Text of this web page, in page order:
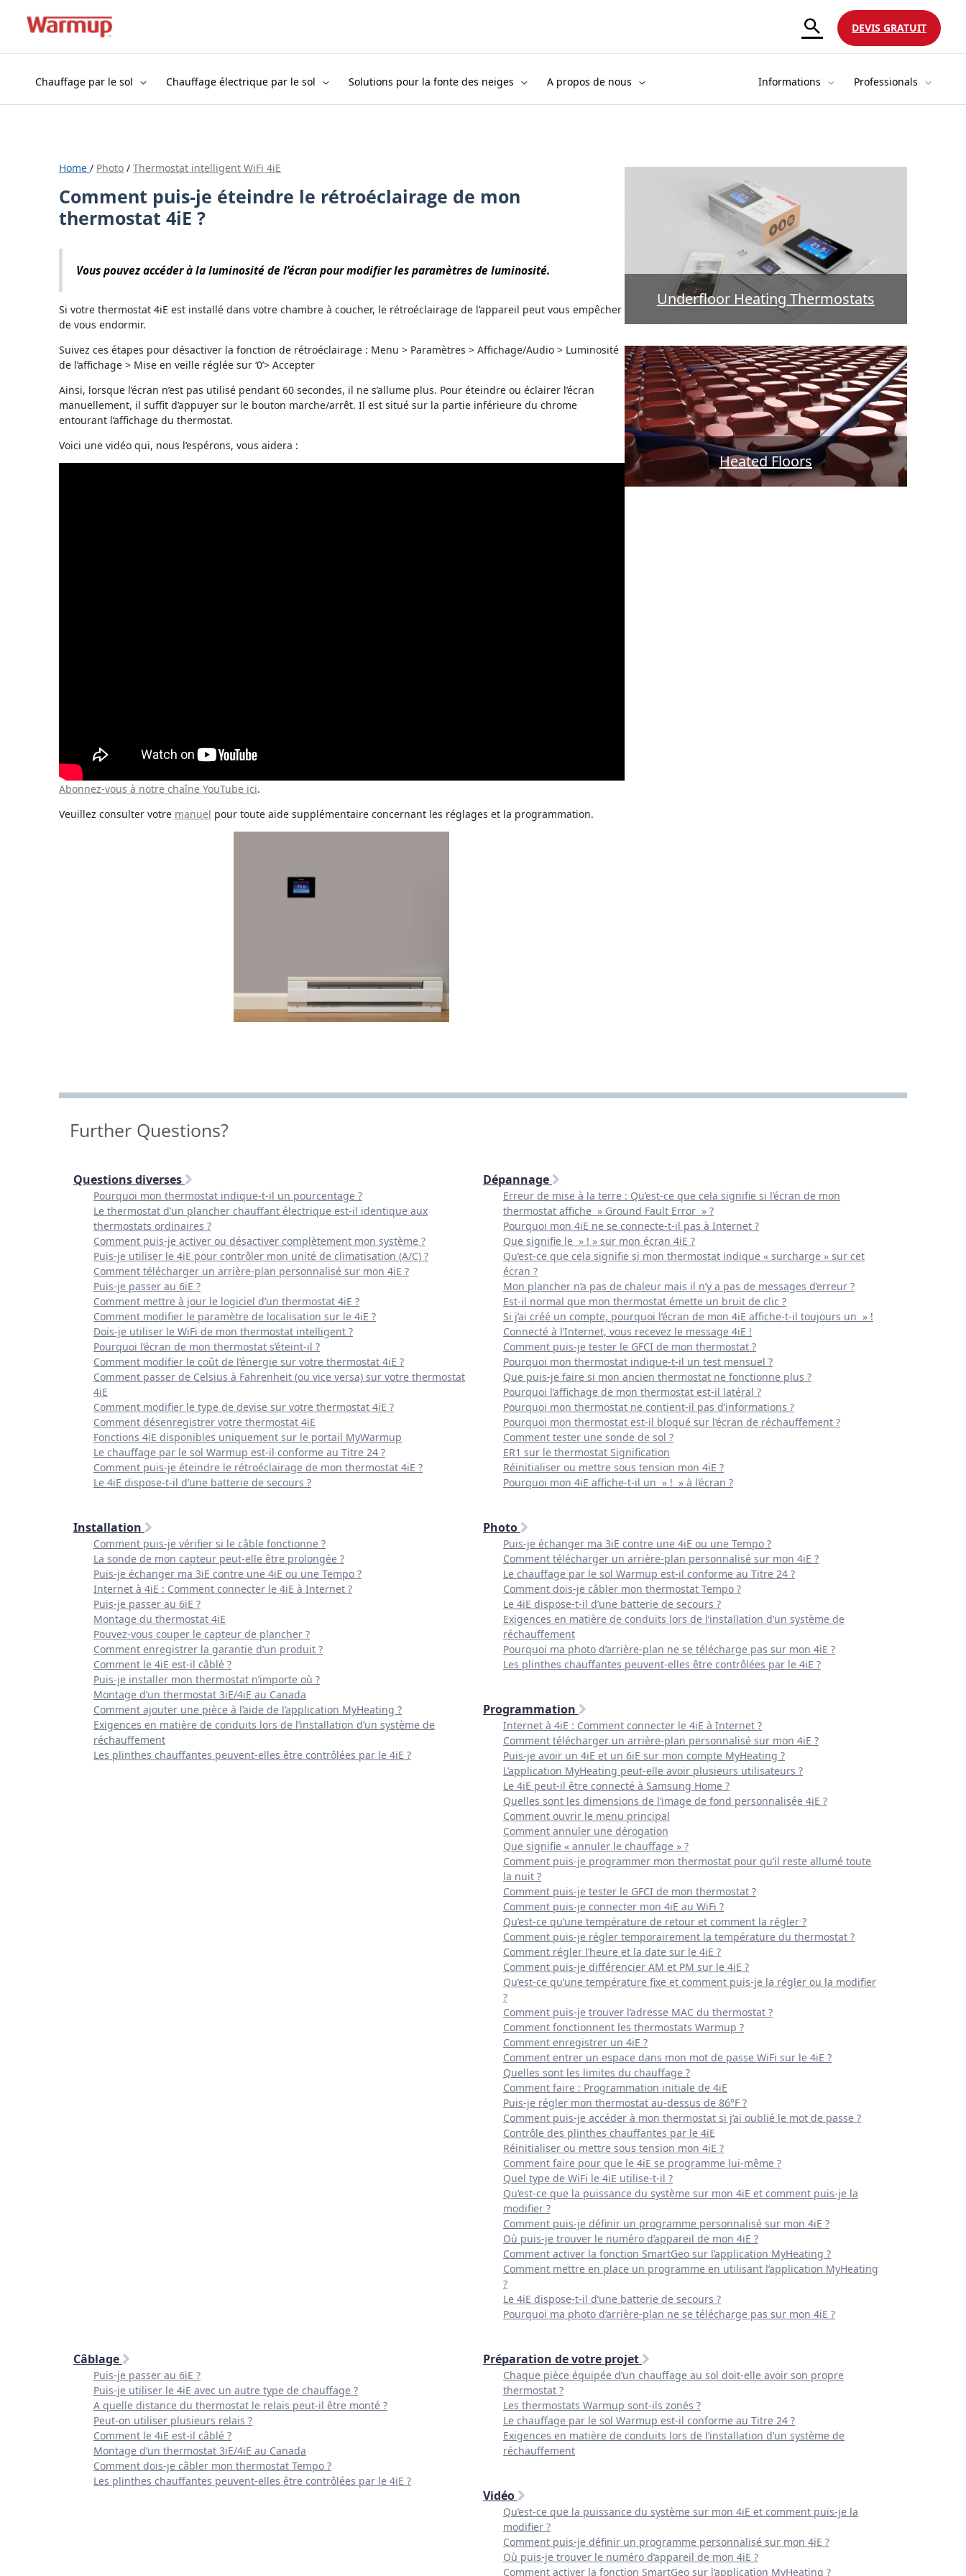
contenu
DEVIS GRATUIT
Chauffage par le sol Chauffage électrique par le sol Solutions pour la fonte des neiges A propos de nous Informations Professionals
Home/ Photo /Thermostat intelligent WiFi 4iE
Comment puis-je éteindre le rétroéclairage de mon
thermostat 4iE ?
Vous pouvez accéder à la luminosité de l’écran pour modifier les paramètres de luminosité.
Si votre thermostat 4iE est installé dans votre chambre à coucher, le rétroéclairage de l’appareil peut vous empêcher
de vous endormir.
Suivez ces étapes pour désactiver la fonction de rétroéclairage : Menu > Paramètres > Affichage/Audio > Luminosité
de l’affichage > Mise en veille réglée sur ‘0’> Accepter
Ainsi, lorsque l’écran n’est pas utilisé pendant 60 secondes, il ne s’allume plus. Pour éteindre ou éclairer l’écran
manuellement, il suffit d’appuyer sur le bouton marche/arrêt. Il est situé sur la partie inférieure du chrome
entourant l’affichage du thermostat.
Voici une vidéo qui, nous l’espérons, vous aidera :
Abonnez-vous à notre chaîne YouTube ici.
Veuillez consulter votre manuel pour toute aide supplémentaire concernant les réglages et la programmation.
Underfloor Heating Thermostats
Heated Floors
Further Questions?
Questions diverses
Pourquoi mon thermostat indique-t-il un pourcentage ?
Le thermostat d’un plancher chauffant électrique est-il identique aux
thermostats ordinaires ?
Comment puis-je activer ou désactiver complètement mon système ?
Puis-je utiliser le 4iE pour contrôler mon unité de climatisation (A/C) ?
Comment télécharger un arrière-plan personnalisé sur mon 4iE ?
Puis-je passer au 6iE ?
Comment mettre à jour le logiciel d’un thermostat 4iE ?
Comment modifier le paramètre de localisation sur le 4iE ?
Dois-je utiliser le WiFi de mon thermostat intelligent ?
Pourquoi l’écran de mon thermostat s’éteint-il ?
Comment modifier le coût de l’énergie sur votre thermostat 4iE ?
Comment passer de Celsius à Fahrenheit (ou vice versa) sur votre thermostat
4iE
Comment modifier le type de devise sur votre thermostat 4iE ?
Comment désenregistrer votre thermostat 4iE
Fonctions 4iE disponibles uniquement sur le portail MyWarmup
Le chauffage par le sol Warmup est-il conforme au Titre 24 ?
Comment puis-je éteindre le rétroéclairage de mon thermostat 4iE ?
Le 4iE dispose-t-il d’une batterie de secours ?
Dépannage
Erreur de mise à la terre : Qu’est-ce que cela signifie si l’écran de mon
thermostat affiche » Ground Fault Error » ?
Pourquoi mon 4iE ne se connecte-t-il pas à Internet ?
Que signifie le » ! » sur mon écran 4iE ?
Qu’est-ce que cela signifie si mon thermostat indique « surcharge » sur cet
écran ?
Mon plancher n’a pas de chaleur mais il n’y a pas de messages d’erreur ?
Est-il normal que mon thermostat émette un bruit de clic ?
Si j’ai créé un compte, pourquoi l’écran de mon 4iE affiche-t-il toujours un » !
Connecté à l’Internet, vous recevez le message 4iE !
Comment puis-je tester le GFCI de mon thermostat ?
Pourquoi mon thermostat indique-t-il un test mensuel ?
Que puis-je faire si mon ancien thermostat ne fonctionne plus ?
Pourquoi l’affichage de mon thermostat est-il latéral ?
Pourquoi mon thermostat ne contient-il pas d’informations ?
Pourquoi mon thermostat est-il bloqué sur l’écran de réchauffement ?
Comment tester une sonde de sol ?
ER1 sur le thermostat Signification
Réinitialiser ou mettre sous tension mon 4iE ?
Pourquoi mon 4iE affiche-t-il un » ! » à l’écran ?
Installation
Comment puis-je vérifier si le câble fonctionne ?
La sonde de mon capteur peut-elle être prolongée ?
Puis-je échanger ma 3iE contre une 4iE ou une Tempo ?
Internet à 4iE : Comment connecter le 4iE à Internet ?
Puis-je passer au 6iE ?
Montage du thermostat 4iE
Pouvez-vous couper le capteur de plancher ?
Comment enregistrer la garantie d’un produit ?
Comment le 4iE est-il câblé ?
Puis-je installer mon thermostat n’importe où ?
Montage d’un thermostat 3iE/4iE au Canada
Comment ajouter une pièce à l’aide de l’application MyHeating ?
Exigences en matière de conduits lors de l’installation d’un système de
réchauffement
Les plinthes chauffantes peuvent-elles être contrôlées par le 4iE ?
Photo
Puis-je échanger ma 3iE contre une 4iE ou une Tempo ?
Comment télécharger un arrière-plan personnalisé sur mon 4iE ?
Le chauffage par le sol Warmup est-il conforme au Titre 24 ?
Comment dois-je câbler mon thermostat Tempo ?
Le 4iE dispose-t-il d’une batterie de secours ?
Exigences en matière de conduits lors de l’installation d’un système de
réchauffement
Pourquoi ma photo d’arrière-plan ne se télécharge pas sur mon 4iE ?
Les plinthes chauffantes peuvent-elles être contrôlées par le 4iE ?
Programmation
Internet à 4iE : Comment connecter le 4iE à Internet ?
Comment télécharger un arrière-plan personnalisé sur mon 4iE ?
Puis-je avoir un 4iE et un 6iE sur mon compte MyHeating ?
L’application MyHeating peut-elle avoir plusieurs utilisateurs ?
Le 4iE peut-il être connecté à Samsung Home ?
Quelles sont les dimensions de l’image de fond personnalisée 4iE ?
Comment ouvrir le menu principal
Comment annuler une dérogation
Que signifie « annuler le chauffage » ?
Comment puis-je programmer mon thermostat pour qu’il reste allumé toute
la nuit ?
Comment puis-je tester le GFCI de mon thermostat ?
Comment puis-je connecter mon 4iE au WiFi ?
Qu’est-ce qu’une température de retour et comment la régler ?
Comment puis-je régler temporairement la température du thermostat ?
Comment régler l’heure et la date sur le 4iE ?
Comment puis-je différencier AM et PM sur le 4iE ?
Qu’est-ce qu’une température fixe et comment puis-je la régler ou la modifier
?
Comment puis-je trouver l’adresse MAC du thermostat ?
Comment fonctionnent les thermostats Warmup ?
Comment enregistrer un 4iE ?
Comment entrer un espace dans mon mot de passe WiFi sur le 4iE ?
Quelles sont les limites du chauffage ?
Comment faire : Programmation initiale de 4iE
Puis-je régler mon thermostat au-dessus de 86°F ?
Comment puis-je accéder à mon thermostat si j’ai oublié le mot de passe ?
Contrôle des plinthes chauffantes par le 4iE
Réinitialiser ou mettre sous tension mon 4iE ?
Comment faire pour que le 4iE se programme lui-même ?
Quel type de WiFi le 4iE utilise-t-il ?
Qu’est-ce que la puissance du système sur mon 4iE et comment puis-je la
modifier ?
Comment puis-je définir un programme personnalisé sur mon 4iE ?
Où puis-je trouver le numéro d’appareil de mon 4iE ?
Comment activer la fonction SmartGeo sur l’application MyHeating ?
Comment mettre en place un programme en utilisant l’application MyHeating
?
Le 4iE dispose-t-il d’une batterie de secours ?
Pourquoi ma photo d’arrière-plan ne se télécharge pas sur mon 4iE ?
Câblage
Puis-je passer au 6iE ?
Puis-je utiliser le 4iE avec un autre type de chauffage ?
A quelle distance du thermostat le relais peut-il être monté ?
Peut-on utiliser plusieurs relais ?
Comment le 4iE est-il câblé ?
Montage d’un thermostat 3iE/4iE au Canada
Comment dois-je câbler mon thermostat Tempo ?
Les plinthes chauffantes peuvent-elles être contrôlées par le 4iE ?
Préparation de votre projet
Chaque pièce équipée d’un chauffage au sol doit-elle avoir son propre
thermostat ?
Les thermostats Warmup sont-ils zonés ?
Le chauffage par le sol Warmup est-il conforme au Titre 24 ?
Exigences en matière de conduits lors de l’installation d’un système de
réchauffement
Vidéo
Qu’est-ce que la puissance du système sur mon 4iE et comment puis-je la
modifier ?
Comment puis-je définir un programme personnalisé sur mon 4iE ?
Où puis-je trouver le numéro d’appareil de mon 4iE ?
Comment activer la fonction SmartGeo sur l’application MyHeating ?